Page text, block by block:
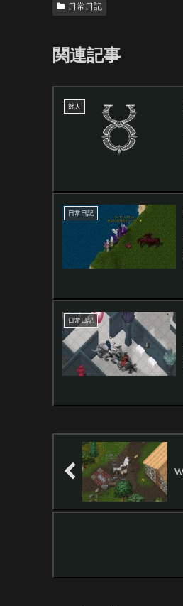
日常日記
関連記事
対人
日常日記
日常日記